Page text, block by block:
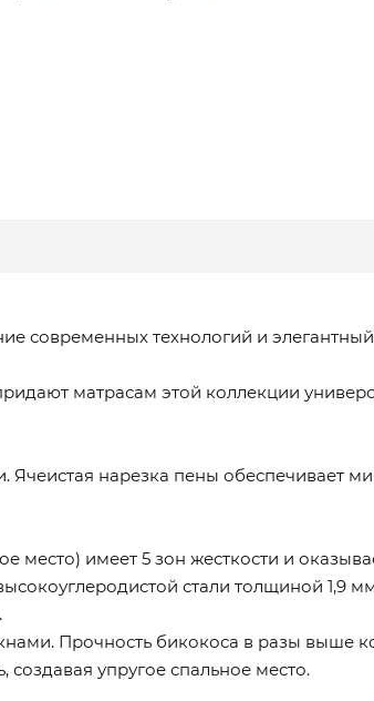
современных технологий и
матрасам этой коллекции
Ячеистая нарезка пены обеспечивает
место) имеет 5 зон жесткости и
стали толщиной 1,9
Прочность бикокоса в разы выше
упругое спальное место.